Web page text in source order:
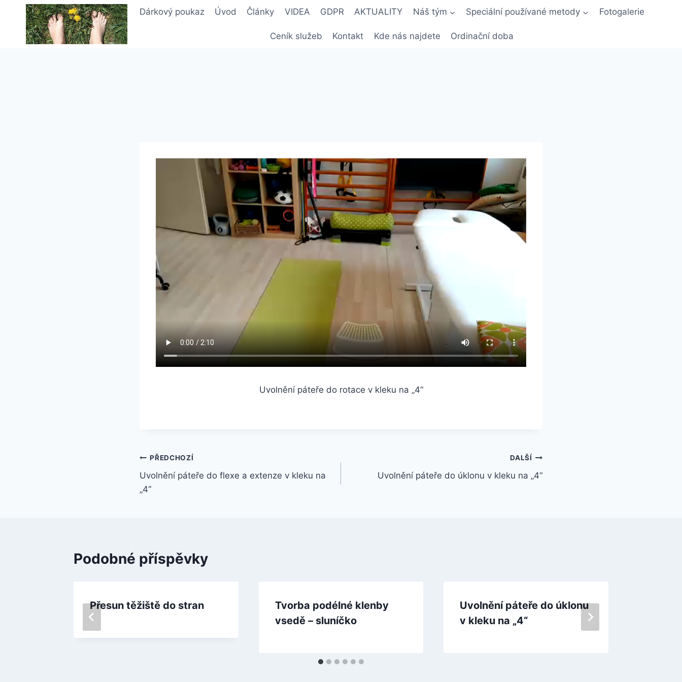
Přeskočit
Dárkový poukaz Úvod Články VIDEA GDPR AKTUALITY Náš tým Speciální používané metody Fotogalerie
Ceník služeb Kontakt Kde nás najdete Ordinační doba
Uvolnění páteře do rotace v kleku na „4“
Navigace
pro
PŘEDCHOZÍ
Uvolnění páteře do flexe a extenze v kleku na
„4“
DALŠÍ
Uvolnění páteře do úklonu v kleku na „4“
Podobné příspěvky
Přesun těžiště do stran
Tvorba podélné klenby
vsedě – sluníčko
Uvolnění páteře do úklonu
v kleku na „4“